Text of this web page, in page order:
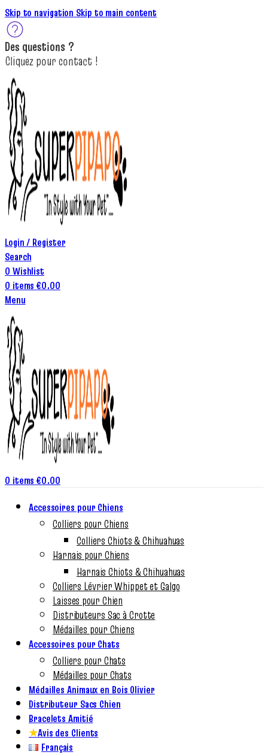
Skip to navigation Skip to main content
Des questions ?
Cliquez pourcontact !
Login / Register
Search
0 Wishlist
0 items €0.00
Menu
0 items €0.00
Accessoires pour Chiens
Colliers pour Chiens
Colliers Chiots & Chihuahuas
Harnais pour Chiens
Harnais Chiots & Chihuahuas
Colliers Lévrier Whippet et Galgo
Laisses pour Chien
Distributeurs Sac à Crotte
Médailles pour Chiens
Accessoires pour Chats
Colliers pour Chats
Médailles pour Chats
Médailles Animaux en Bois Olivier
Distributeur Sacs Chien
Bracelets Amitié
★Avis des Clients
Français